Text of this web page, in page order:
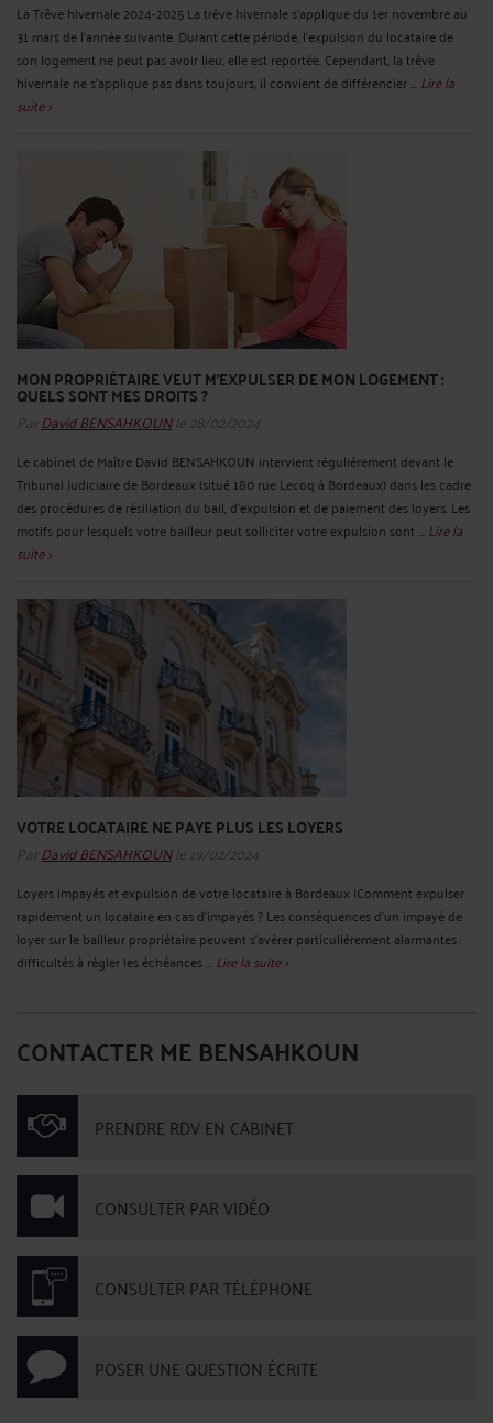
La Trêve hivernale 2024-2025 La trêve hivernale s'applique du 1er novembre au
31 mars de l'année suivante. Durant cette période, l'expulsion du locataire de
son logement ne peut pas avoir lieu, elle est reportée. Cependant, la trêve
hivernale ne s'applique pas dans toujours, il convient de différencier ... Lire la
suite >
MON PROPRIÉTAIRE VEUT M'EXPULSER DE MON LOGEMENT :
QUELS SONT MES DROITS ?
Par David BENSAHKOUNle 28/02/2024
Le cabinet de Maître David BENSAHKOUN intervient régulièrement devant le
Tribunal Judiciaire de Bordeaux (situé 180 rue Lecoq à Bordeaux) dans les cadre
des procédures de résiliation du bail, d'expulsion et de paiement des loyers. Les
motifs pour lesquels votre bailleur peut solliciter votre expulsion sont ... Lire la
suite >
VOTRE LOCATAIRE NE PAYE PLUS LES LOYERS
Par David BENSAHKOUNle 19/02/2024
Loyers impayés et expulsion de votre locataire à Bordeaux IComment expulser
rapidement un locataire en cas d'impayés ? Les conséquences d'un impayé de
loyer sur le bailleur propriétaire peuvent s'avérer particulièrement alarmantes :
difficultés à régler les échéances ... Lire la suite >
CONTACTER ME BENSAHKOUN
PRENDRE RDV EN CABINET
CONSULTER PAR VIDÉO
CONSULTER PAR TÉLÉPHONE
POSER UNE QUESTION ÉCRITE